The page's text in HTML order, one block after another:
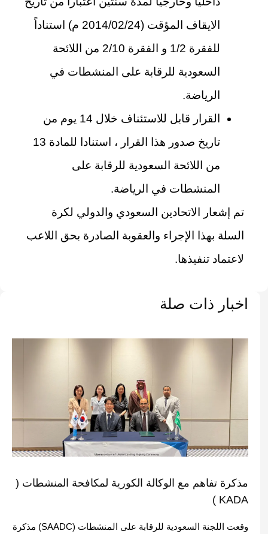
الايقاف المؤقت (2014/02/24 م) استناداً
للفقرة 1/2 و الفقرة 2/10 من اللائحة
السعودية للرقابة على المنشطات في
الرياضة.
القرار قابل للاستئناف خلال 14 يوم من
تاريخ صدور هذا القرار ، استنادا للمادة 13
من اللائحة السعودية للرقابة على
المنشطات في الرياضة.
تم إشعار الاتحادين السعودي والدولي لكرة
السلة بهذا الإجراء والعقوبة الصادرة بحق اللاعب
لاعتماد تنفيذها.
اخبار ذات صلة
مذكرة تفاهم مع الوكالة الكورية لمكافحة المنشطات (
KADA )
وقعت اللجنة السعودية للرقابة على المنشطات (SAADC) مذكرة